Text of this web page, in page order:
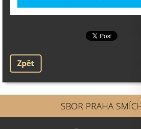
Zpět
SBOR PRAHA